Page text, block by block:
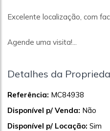
Excelente localização, com
Agende uma visita!...
Detalhes da
Referência: MC84938
Disponível p/ Venda: Não
Disponível p/ Locação: Sim